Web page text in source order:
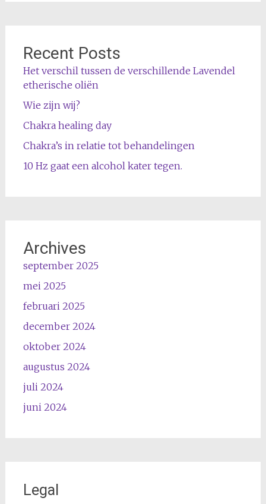
Recent Posts
Het verschil tussen de verschillende Lavendel
etherische oliën
Wie zijn wij?
Chakra healing day
Chakra’s in relatie tot behandelingen
10 Hz gaat een alcohol kater tegen.
Archives
september 2025
mei 2025
februari 2025
december 2024
oktober 2024
augustus 2024
juli 2024
juni 2024
Legal